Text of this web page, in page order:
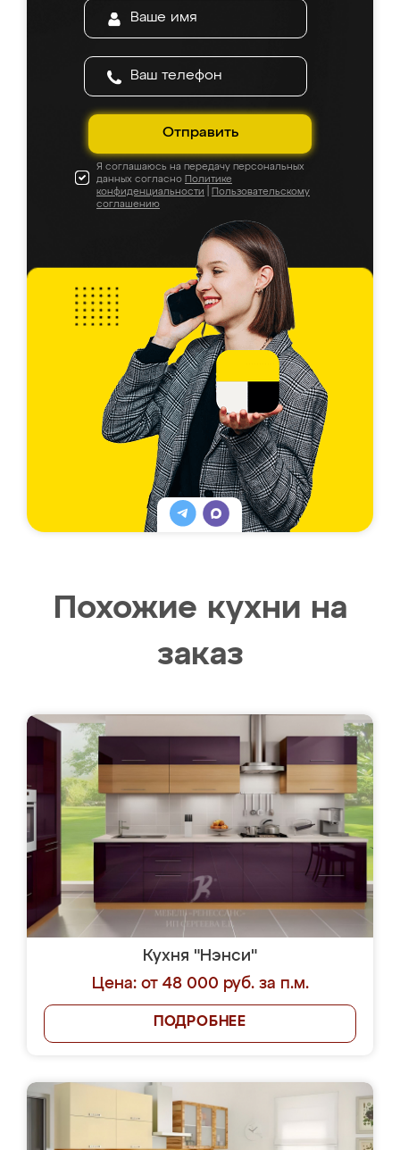
Отправить
Я соглашаюсь на передачу персональных
данных согласно Политике
конфиденциальности
Пользовательскому
соглашению
Похожие кухни на
заказ
Кухня "Нэнси"
Цена: от 48 000 руб. за п.м.
ПОДРОБНЕЕ